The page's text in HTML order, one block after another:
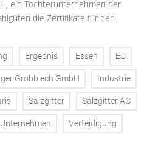
ein Tochterunternehmen der
die Zertifikate für den
Ergebnis Essen EU
Grobblech GmbH Industrie
Salzgitter Salzgitter AG
Unternehmen Verteidigung